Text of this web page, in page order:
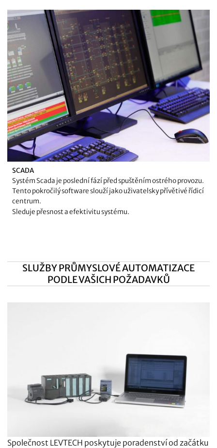
SCADA
Systém Scada je poslední fází před spuštěním ostrého provozu.
Tento pokročilý software slouží jako uživatelsky přívětivé řídicí
centrum.
Sleduje přesnost a efektivitu systému.
SLUŽBY PRŮMYSLOVÉ AUTOMATIZACE
PODLE VAŠICH POŽADAVKŮ
Společnost LEVTECH poskytuje poradenství od začátku